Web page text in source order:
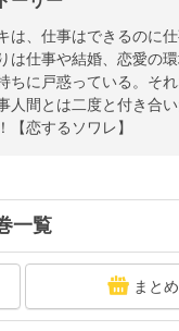
、仕事はできるのに
仕事や結婚、恋愛の
に戸惑っている。そ
間とは二度と付き合
恋するソワレ】
一覧
まと